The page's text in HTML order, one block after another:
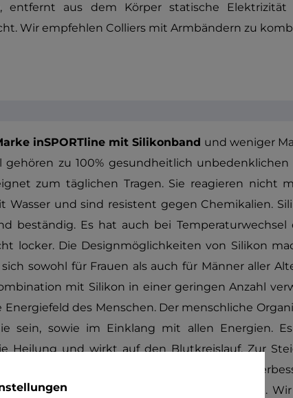
entfernt aus dem Körper statische
Wir empfehlen Colliers mit Armbändern zu
inSPORTline mit Silikonband und weniger
zu 100% gesundheitlich unbedenklichen
zum täglichen Tragen. Sie reagieren nicht
und sind resistent gegen Chemikalien.
beständig. Es hat auch bei Temperaturwechsel
locker. Die Designmöglichkeiten von Silikon
sowohl für Frauen als auch für Männer aller
mit Silikon in einer geringen Anzahl
des Menschen. Der menschliche
sein, sowie im Einklang mit allen Energien.
Heilung und wirkt auf den Blutkreislauf. Zur
Stressabbau und allgemeinen
Armband/Collier eine geeignete Alternative.